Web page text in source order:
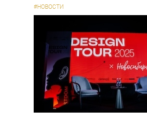
#НОВОСТИ